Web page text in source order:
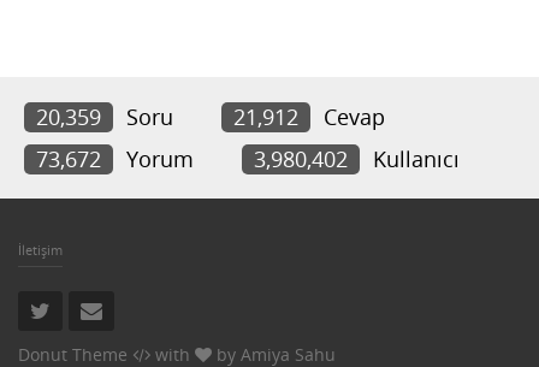
20,359 Soru 21,912
Cevap
73,672
Yorum 3,980,402 Kullanıcı
İletişim
Donut Theme with by Amiya Sahu